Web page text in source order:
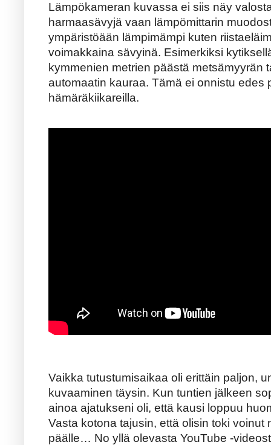
Lämpökameran kuvassa ei siis näy
harmaasävyjä vaan lämpömittarin
ympäristöään lämpimämpi kuten
voimakkaina sävyinä. Esimerkiksi
kymmenien metrien päästä metsämyyrän
automaatin kauraa. Tämä ei onnistu edes
hämäräkiikareilla.
Vaikka tutustumisaikaa oli erittäin paljon,
kuvaaminen täysin. Kun tuntien jälkeen
ainoa ajatukseni oli, että kausi loppuu
Vasta kotona tajusin, että olisin toki voinut
päälle… No yllä olevasta YouTube -